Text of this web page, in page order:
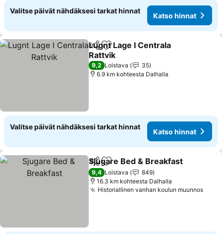
Valitse päivät nähdäksesi tarkat hinnat
Katso hinnat
Jaa Lisää suosikkeihin
Lugnt Lage I Centrala
Rattvik
9,2 Loistava
35
6.9 km kohteesta Dalhalla
Valitse päivät nähdäksesi tarkat hinnat
Katso hinnat
Jaa Lisää suosikkeihin
Sjugare Bed & Breakfast
9,4 Loistava
849
16.3 km kohteesta Dalhalla
Historiallinen vanhan koulun muunnos